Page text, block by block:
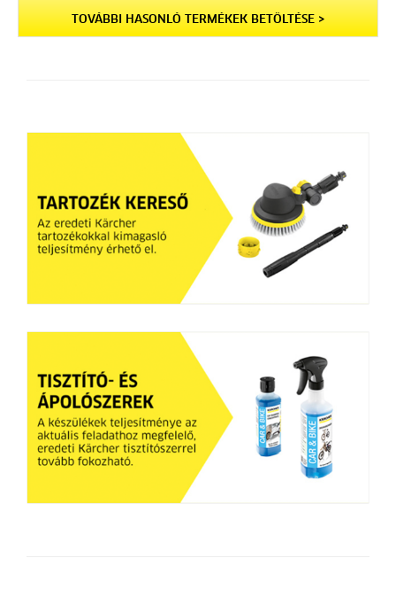
TOVÁBBI HASONLÓ TERMÉKEK BETÖLTÉSE >